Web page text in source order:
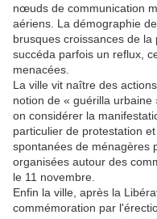
nœuds de communication
aériens. La démographie
brusques croissances de la
succéda parfois un reflux,
menacées.
La ville vit naître des
notion de « guérilla
on considérer la
particulier de protestation
spontanées de ménagères
organisées autour des
le 11 novembre.
Enfin la ville, après la
commémoration par